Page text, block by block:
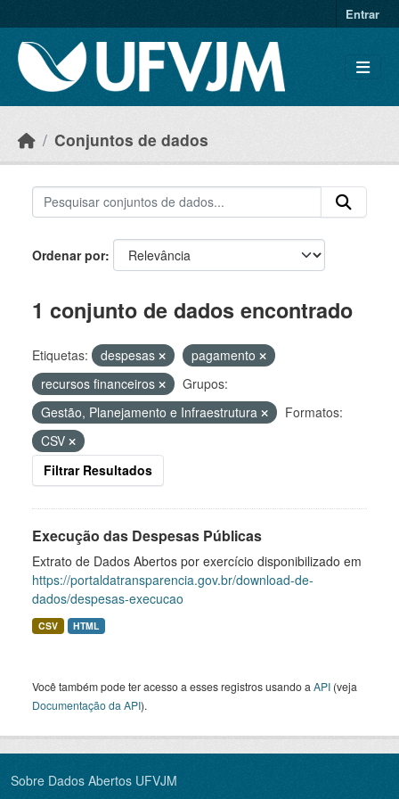
Entrar
Conjuntos de dados
Ordenar por
1 conjunto de dados encontrado
Etiquetas: despesas
pagamento
recursos financeiros
Grupos:
Gestão, Planejamento e Infraestrutura
Formatos:
CSV
Filtrar Resultados
Execução das Despesas Públicas
Extrato de Dados Abertos por exercício disponibilizado em
https://portaldatransparencia.gov.br/download-de-
dados/despesas-execucao
CSV HTML
Você também pode ter acesso a esses registros usando a API (veja
Documentação da API).
Sobre Dados Abertos UFVJM